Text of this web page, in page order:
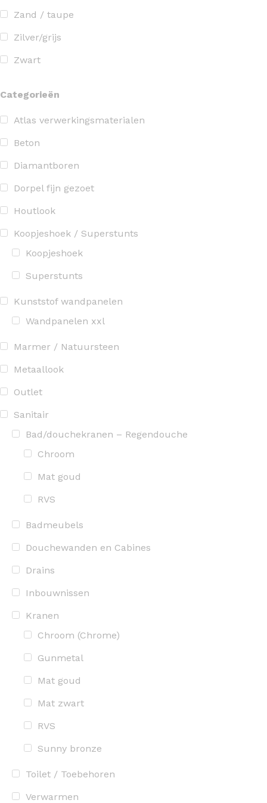
Zand / taupe
Zilver/grijs
Zwart
Categorieën
Atlas verwerkingsmaterialen
Beton
Diamantboren
Dorpel fijn gezoet
Houtlook
Koopjeshoek / Superstunts
Koopjeshoek
Superstunts
Kunststof wandpanelen
Wandpanelen xxl
Marmer / Natuursteen
Metaallook
Outlet
Sanitair
Bad/douchekranen – Regendouche
Chroom
Mat goud
RVS
Badmeubels
Douchewanden en Cabines
Drains
Inbouwnissen
Kranen
Chroom (Chrome)
Gunmetal
Mat goud
Mat zwart
RVS
Sunny bronze
Toilet / Toebehoren
Verwarmen